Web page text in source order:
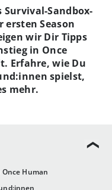
Human
Survival-Sandbox-
ersten Season
wir Dir Tipps
in Once
Erfahre, wie Du
spielst,
mehr.